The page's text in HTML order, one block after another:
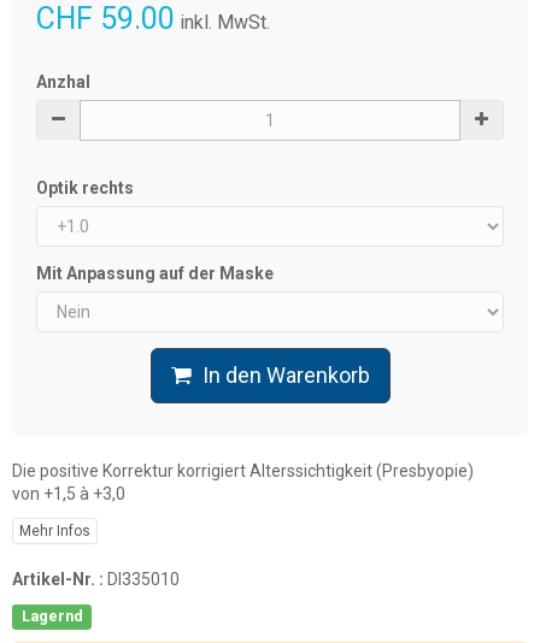
CHF 59.00 inkl. MwSt.
Anzhal
Optik rechts
Mit Anpassung auf der Maske
In den Warenkorb
Die positive Korrektur korrigiert Alterssichtigkeit (Presbyopie)
von +1,5 à +3,0
Mehr Infos
Artikel-Nr. : DI335010
Lagernd